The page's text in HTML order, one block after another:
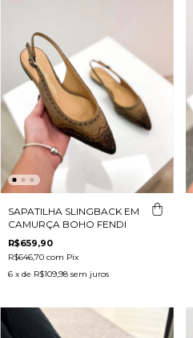
SAPATILHA SLINGBACK EM
CAMURÇA BOHO FENDI
R$659,90
R$646,70 com Pix
6 x de R$109,98 sem juros